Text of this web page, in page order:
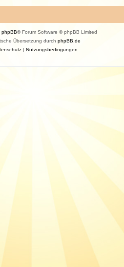
phpBB® Forum Software © phpBB Limited
Übersetzung durch phpBB.de
| Nutzungsbedingungen